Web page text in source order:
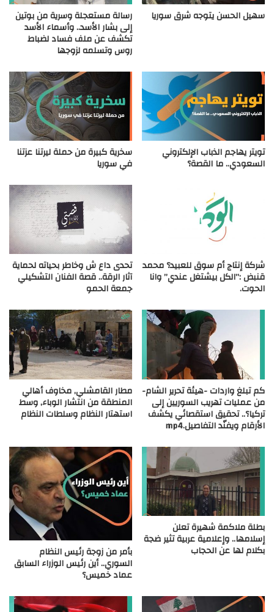
سهيل الحسن يتوجه شرق سوريا رسالة مستعجلة وسرية من بوتين
إلى بشار الأسد.. وأسماء الأسد
تكشف عن ملف فساد لضباط
روس وتسلمه لزوجها
تويتر يهاجم الذباب الإلكتروني
السعودي.. ما القصة؟
سخرية كبيرة من حملة ليرتنا عزتنا
في سوريا
شركة إنتاج أم سوق للعبيد؟ محمد
قنبض :”الكل بيشتغل عندي” وانا
الحوت.
تحدى داع ش وخاطر بحياته لحماية
آثار الرقة.. قصة الفنان التشكيلي
جمعة الحمو
كم تبلغ واردات -هيئة تحرير الشام-
من عمليات تهريب السوريين إلى
تركيا؟.. تحقيق استقصائي يكشف
الأرقام ويفنّد التفاصيل.mp4
مطار القامشلي, مخاوف أهالي
المنطقة من انتشار الوباء, وسط
استهتار النظام وسلطات النظام
بطلة ملاكمة شهيرة تعلن
إسلامها.. وإعلامية عربية تثير ضجة
بكلام لها عن الحجاب بأمر من زوجة رئيس النظام
السوري.. أين رئيس الوزراء السابق
عماد خميس؟